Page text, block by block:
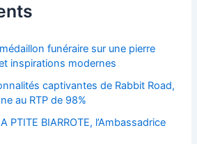
funéraire sur une pierre
inspirations modernes
captivantes de Rabbit Road,
au RTP de 98%
PTITE BIARROTE, l’Ambassadrice